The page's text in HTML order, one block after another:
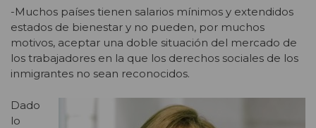
-Muchos países tienen salarios mínimos y extendidos
estados de bienestar y no pueden, por muchos
motivos, aceptar una doble situación del mercado de
los trabajadores en la que los derechos sociales de los
inmigrantes no sean reconocidos.
Dado
lo